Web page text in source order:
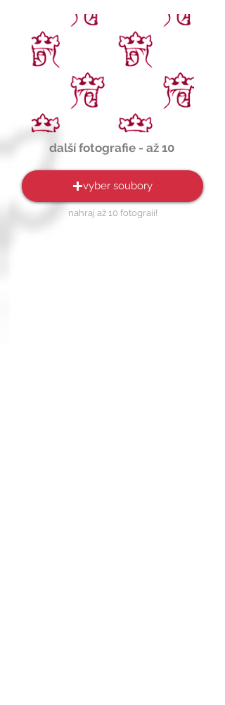
další fotografie - až 10
vyber soubory
nahraj až 10 fotograií!